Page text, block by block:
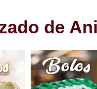
Salgados para
de